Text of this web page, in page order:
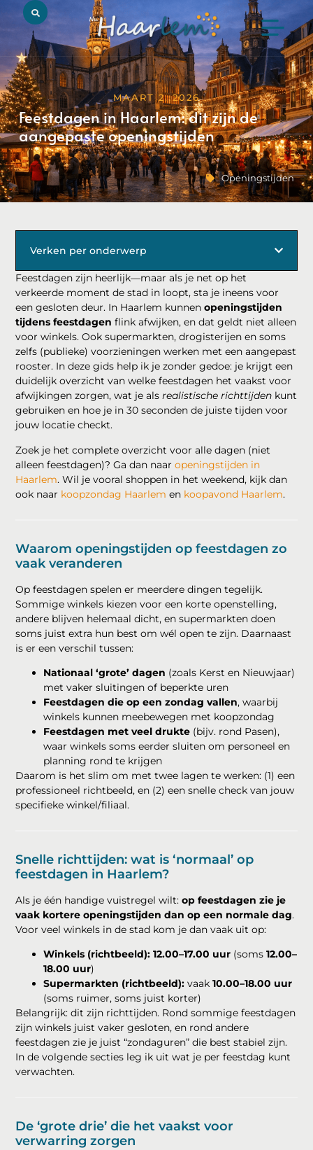
MAART 2, 2026
Feestdagen in Haarlem: dit zijn de
aangepaste openingstijden
Openingstijden
Feestdagen zijn heerlijk—maar als je net op het
verkeerde moment de stad in loopt, sta je ineens voor
een gesloten deur. In Haarlem kunnenopeningstijden
tijdens feestdagen flink afwijken, en dat geldt niet alleen
voor winkels. Ook supermarkten, drogisterijen en soms
zelfs (publieke) voorzieningen werken met een aangepast
rooster. In deze gids help ik je zonder gedoe: je krijgt een
duidelijk overzicht van welke feestdagen het vaakst voor
afwijkingen zorgen, wat je alsrealistische richttijden kunt
gebruiken en hoe je in 30 seconden de juiste tijden voor
jouw locatie checkt.
Zoek je het complete overzicht voor alle dagen (niet
alleen feestdagen)? Ga dan naaropeningstijden in
Haarlem. Wil je vooral shoppen in het weekend, kijk dan
ook naar koopzondag Haarlem en koopavond Haarlem.
Waarom openingstijden op feestdagen zo
vaak veranderen
Op feestdagen spelen er meerdere dingen tegelijk.
Sommige winkels kiezen voor een korte openstelling,
andere blijven helemaal dicht, en supermarkten doen
soms juist extra hun best om wél open te zijn. Daarnaast
is er een verschil tussen:
Nationaal ‘grote’ dagen (zoals Kerst en Nieuwjaar)
met vaker sluitingen of beperkte uren
Feestdagen die op een zondag vallen, waarbij
winkels kunnen meebewegen met koopzondag
Feestdagen met veel drukte (bijv. rond Pasen),
waar winkels soms eerder sluiten om personeel en
planning rond te krijgen
Daarom is het slim om met twee lagen te werken: (1) een
professioneel richtbeeld, en (2) een snelle check van jouw
specifieke winkel/filiaal.
Snelle richttijden: wat is ‘normaal’ op
feestdagen in Haarlem?
Als je één handige vuistregel wilt:op feestdagen zie je
vaak kortere openingstijden dan op een normale dag.
Voor veel winkels in de stad kom je dan vaak uit op:
Winkels (richtbeeld): 12.00–17.00 uur (soms12.00–
18.00 uur)
Supermarkten (richtbeeld): vaak10.00–18.00 uur
(soms ruimer, soms juist korter)
Belangrijk: dit zijn richttijden. Rond sommige feestdagen
zijn winkels juist vaker gesloten, en rond andere
feestdagen zie je juist “zondaguren” die best stabiel zijn.
In de volgende secties leg ik uit wat je per feestdag kunt
verwachten.
De ‘grote drie’ die het vaakst voor
verwarring zorgen
Verken per onderwerp